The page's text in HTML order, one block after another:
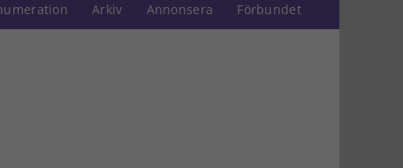
Arkiv Annonsera Förbundet